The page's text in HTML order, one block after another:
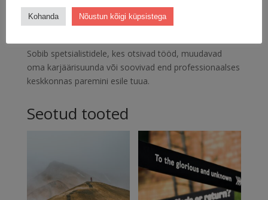
mida öelda siis, kui vahetad eriala või pole pikalt
töötanud.
Sobib spetsialistidele, kes otsivad tööd, muudavad
oma karjäärisuunda või soovivad end professionaalses
keskkonnas paremini esile tuua.
Seotud tooted
Kohanda Nõustun kõigi küpsistega